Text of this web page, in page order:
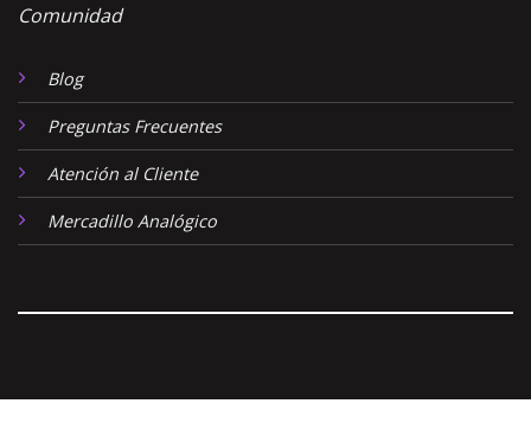
Comunidad
Blog
Preguntas Frecuentes
Atención al Cliente
Mercadillo Analógico